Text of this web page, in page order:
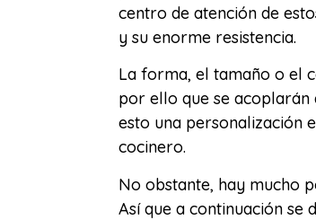
centro de atención de
y su enorme resistencia.
La forma, el tamaño o el
por ello que se acoplarán
esto una personalización
cocinero.
No obstante, hay mucho
Así que a continuación se